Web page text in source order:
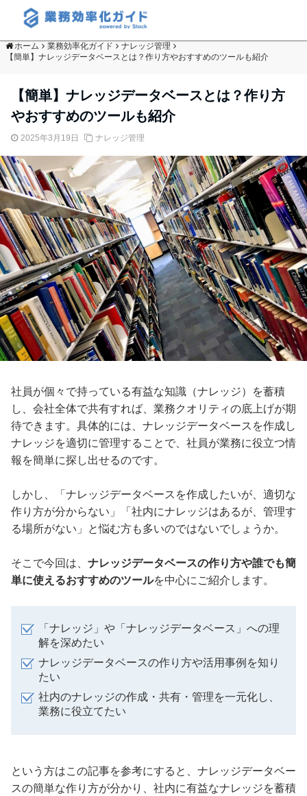
ホーム 業務効率化ガイド
ナレッジ管理
【簡単】ナレッジデータベースとは？作り方やおすすめのツールも紹介
【簡単】ナレッジデータベースとは？作り方
やおすすめのツールも紹介
2025年3月19日 ナレッジ管理
社員が個々で持っている有益な知識（ナレッジ）を蓄積
し、会社全体で共有すれば、業務クオリティの底上げが期
待できます。具体的には、ナレッジデータベースを作成し
ナレッジを適切に管理することで、社員が業務に役立つ情
報を簡単に探し出せるのです。
しかし、「ナレッジデータベースを作成したいが、適切な
作り方が分からない」「社内にナレッジはあるが、管理す
る場所がない」と悩む方も多いのではないでしょうか。
そこで今回は、 ナレッジデータベースの作り方や誰でも簡
単に使えるおすすめのツールを中心にご紹介します。
「ナレッジ」や「ナレッジデータベース」への理
解を深めたい
ナレッジデータベースの作り方や活用事例を知り
たい
社内のナレッジの作成・共有・管理を一元化し、
業務に役立てたい
という方はこの記事を参考にすると、ナレッジデータベー
スの簡単な作り方が分かり、社内に有益なナレッジを蓄積